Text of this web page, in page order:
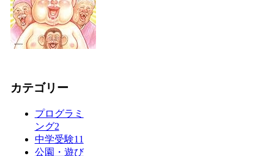
カテゴリー
プログラミ
ング2
中学受験11
公園・遊び